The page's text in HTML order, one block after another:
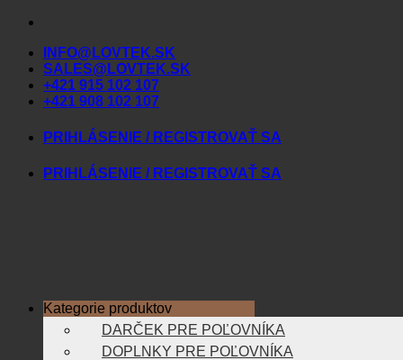
Skip
contentINFO@LOVTEK.SK
SALES@LOVTEK.SK
+421 915 102 107
+421 908 102 107
PRIHLÁSENIE / REGISTROVAŤ SA
PRIHLÁSENIE / REGISTROVAŤ SA
Kategorie produktov
DARČEK PRE POĽOVNÍKA
DOPLNKY PRE POĽOVNÍKA